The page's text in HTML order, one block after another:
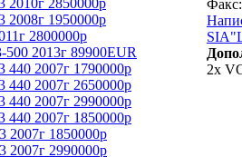
2010г 2850000р
2008г 1950000р
2800000р
2013г 89900EUR
440 2007г 1790000р
440 2007г 2650000р
440 2007г 2990000р
440 2007г 1850000р
2007г 1850000р
2007г 2990000р
2x